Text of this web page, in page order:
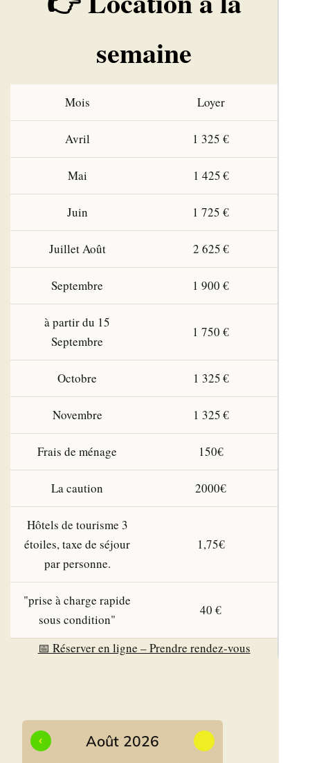
semaine
Mois Loyer
Avril 1 325 €
Mai 1 425 €
Juin 1 725 €
Juillet Août 2 625 €
Septembre 1 900 €
à partir du 15
Septembre
1 750 €
Octobre 1 325 €
Novembre 1 325 €
Frais de ménage 150€
La caution 2000€
Hôtels de tourisme 3
étoiles, taxe de séjour
par personne.
1,75€
"prise à charge rapide
sous condition"
40 €
📅 Réserver en ligne – Prendre rendez-vous
‹ Août 2026